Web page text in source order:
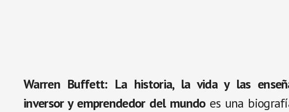
Warren Buffett: La historia, la vida y las
inversor y emprendedor del mundoes una